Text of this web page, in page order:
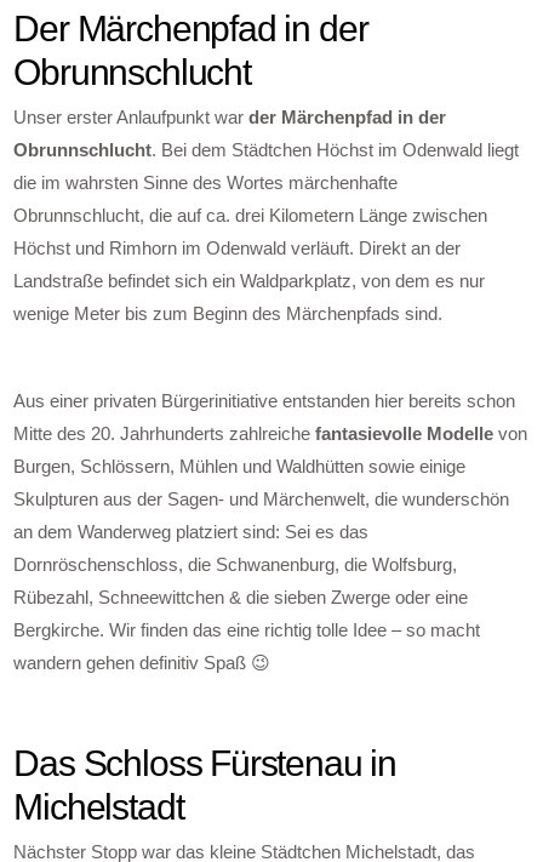
Der Märchenpfad in der
Obrunnschlucht
Unser erster Anlaufpunkt warder Märchenpfad in der
Obrunnschlucht. Bei dem Städtchen Höchst im Odenwald liegt
die im wahrsten Sinne des Wortes märchenhafte
Obrunnschlucht, die auf ca. drei Kilometern Länge zwischen
Höchst und Rimhorn im Odenwald verläuft. Direkt an der
Landstraße befindet sich ein Waldparkplatz, von dem es nur
wenige Meter bis zum Beginn des Märchenpfads sind.
Aus einer privaten Bürgerinitiative entstanden hier bereits schon
Mitte des 20. Jahrhunderts zahlreichefantasievolle Modelle von
Burgen, Schlössern, Mühlen und Waldhütten sowie einige
Skulpturen aus der Sagen- und Märchenwelt, die wunderschön
an dem Wanderweg platziert sind: Sei es das
Dornröschenschloss, die Schwanenburg, die Wolfsburg,
Rübezahl, Schneewittchen & die sieben Zwerge oder eine
Bergkirche. Wir finden das eine richtig tolle Idee – so macht
wandern gehen definitiv Spaß 😉
Das Schloss Fürstenau in
Michelstadt
Nächster Stopp war das kleine Städtchen Michelstadt, das